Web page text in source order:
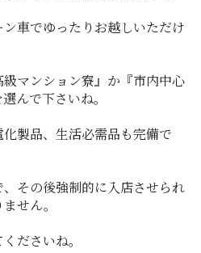
車でゆったりお越しいただけ
マンション寮』か『市内中心
んで下さいね。
製品、生活必需品も完備で
その後強制的に入店させられ
せん。
ださいね。